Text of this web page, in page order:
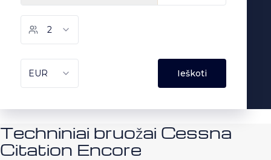
Techniniai bruožai Cessna
Citation Encore